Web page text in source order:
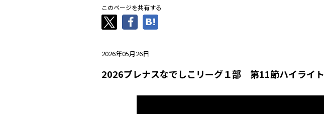
ニッパツ 名古屋
このページを共有する
2026年05月26日
2026プレナスなでしこリーグ１部 第11節ハイライト